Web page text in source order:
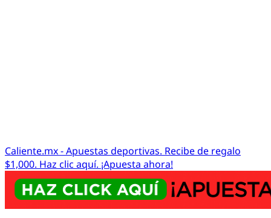
Caliente.mx - Apuestas deportivas. Recibe de regalo
$1,000. Haz clic aquí. ¡Apuesta ahora!